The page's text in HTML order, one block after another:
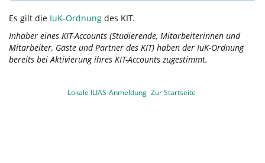
Es gilt die IuK-Ordnung des KIT.
Inhaber eines KIT-Accounts (Studierende, Mitarbeiterinnen und
Mitarbeiter, Gäste und Partner des KIT) haben der IuK-Ordnung
bereits bei Aktivierung ihres KIT-Accounts zugestimmt.
Lokale ILIAS-Anmeldung Zur Startseite